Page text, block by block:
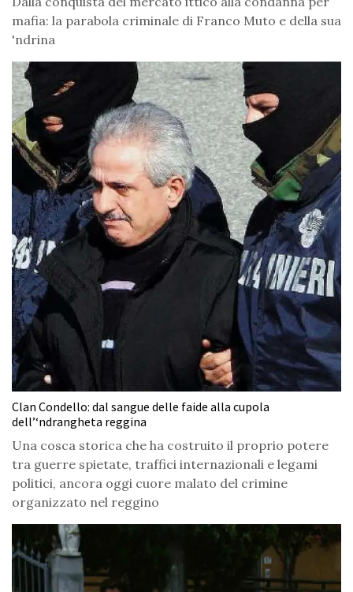
mafia: la parabola criminale di Franco Muto e della sua
'ndrina
Clan Condello: dal sangue delle faide alla cupola
dell’‘ndrangheta reggina
Una cosca storica che ha costruito il proprio potere
tra guerre spietate, traffici internazionali e legami
politici, ancora oggi cuore malato del crimine
organizzato nel reggino